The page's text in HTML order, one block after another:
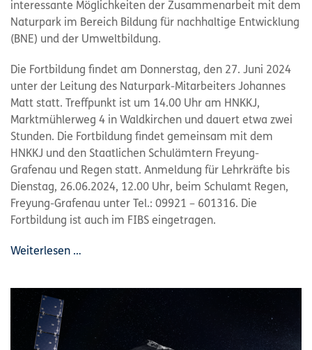
interessante Möglichkeiten der Zusammenarbeit mit dem
Naturpark im Bereich Bildung für nachhaltige Entwicklung
(BNE) und der Umweltbildung.
Die Fortbildung findet am Donnerstag, den 27. Juni 2024
unter der Leitung des Naturpark-Mitarbeiters Johannes
Matt statt. Treffpunkt ist um 14.00 Uhr am HNKKJ,
Marktmühlerweg 4 in Waldkirchen und dauert etwa zwei
Stunden. Die Fortbildung findet gemeinsam mit dem
HNKKJ und den Staatlichen Schulämtern Freyung-
Grafenau und Regen statt. Anmeldung für Lehrkräfte bis
Dienstag, 26.06.2024, 12.00 Uhr, beim Schulamt Regen,
Freyung-Grafenau unter Tel.: 09921 – 601316. Die
Fortbildung ist auch im FIBS eingetragen.
Weiterlesen …